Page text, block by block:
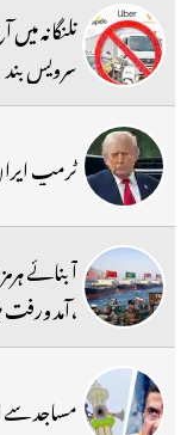
تلنگانہ
سرویس بند
ٹرمپ
آبنائے
،آمد ورفت
مساجد سے